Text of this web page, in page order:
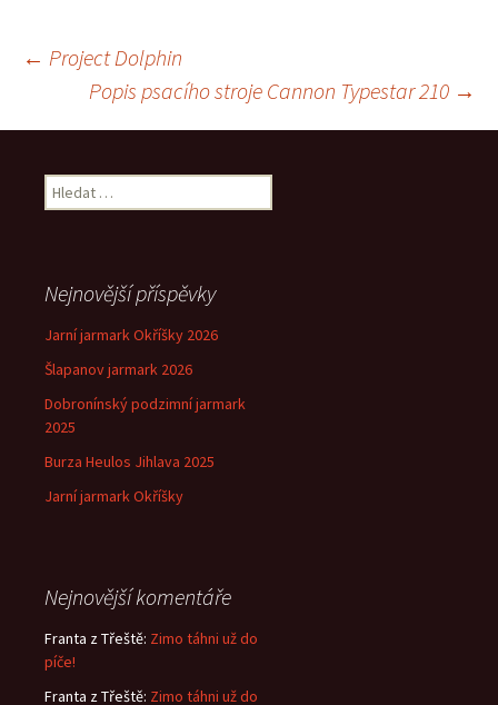
Navigace
pro
příspěvek
← Project Dolphin
Popis psacího stroje Cannon Typestar 210 →
Vyhledávání
Nejnovější příspěvky
Jarní jarmark Okříšky 2026
Šlapanov jarmark 2026
Dobronínský podzimní jarmark
2025
Burza Heulos Jihlava 2025
Jarní jarmark Okříšky
Nejnovější komentáře
Franta z Třeště: Zimo táhni už do
píče!
Franta z Třeště: Zimo táhni už do